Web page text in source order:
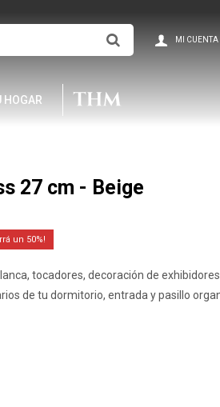
HOGAR
27 cm - Beige
50
tocadores, decoración de exhibidores
de tu dormitorio, entrada y pasillo